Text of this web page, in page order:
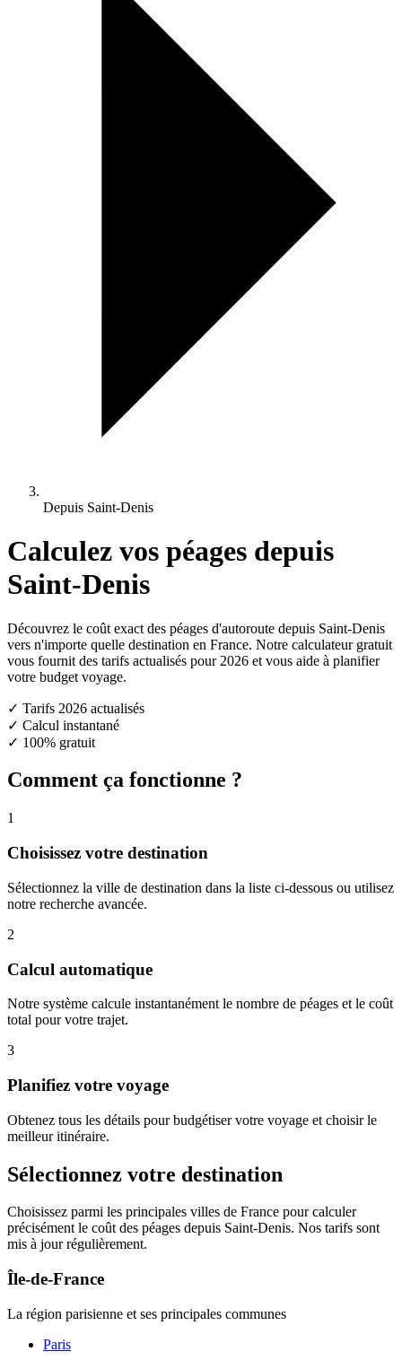
Depuis Saint-Denis
Calculez vos péages depuis
Saint-Denis
Découvrez le coût exact des péages d'autoroute depuis Saint-Denis
vers n'importe quelle destination en France. Notre calculateur gratuit
vous fournit des tarifs actualisés pour 2026 et vous aide à planifier
votre budget voyage.
✓ Tarifs 2026 actualisés
✓ Calcul instantané
✓ 100% gratuit
Comment ça fonctionne ?
1
Choisissez votre destination
Sélectionnez la ville de destination dans la liste ci-dessous ou utilisez
notre recherche avancée.
2
Calcul automatique
Notre système calcule instantanément le nombre de péages et le coût
total pour votre trajet.
3
Planifiez votre voyage
Obtenez tous les détails pour budgétiser votre voyage et choisir le
meilleur itinéraire.
Sélectionnez votre destination
Choisissez parmi les principales villes de France pour calculer
précisément le coût des péages depuis Saint-Denis. Nos tarifs sont
mis à jour régulièrement.
Île-de-France
La région parisienne et ses principales communes
Paris